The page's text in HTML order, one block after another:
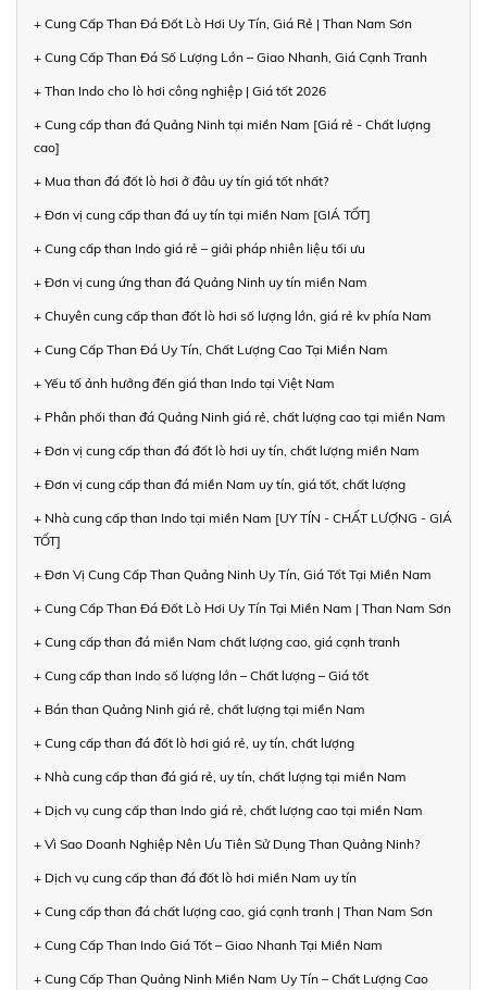
+ Cung Cấp Than Đá Đốt Lò Hơi Uy Tín, Giá Rẻ | Than Nam Sơn
+ Cung Cấp Than Đá Số Lượng Lớn – Giao Nhanh, Giá Cạnh Tranh
+ Than Indo cho lò hơi công nghiệp | Giá tốt 2026
+ Cung cấp than đá Quảng Ninh tại miền Nam [Giá rẻ - Chất lượng
cao]
+ Mua than đá đốt lò hơi ở đâu uy tín giá tốt nhất?
+ Đơn vị cung cấp than đá uy tín tại miền Nam [GIÁ TỐT]
+ Cung cấp than Indo giá rẻ – giải pháp nhiên liệu tối ưu
+ Đơn vị cung ứng than đá Quảng Ninh uy tín miền Nam
+ Chuyên cung cấp than đốt lò hơi số lượng lớn, giá rẻ kv phía Nam
+ Cung Cấp Than Đá Uy Tín, Chất Lượng Cao Tại Miền Nam
+ Yếu tố ảnh hưởng đến giá than Indo tại Việt Nam
+ Phân phối than đá Quảng Ninh giá rẻ, chất lượng cao tại miền Nam
+ Đơn vị cung cấp than đá đốt lò hơi uy tín, chất lượng miền Nam
+ Đơn vị cung cấp than đá miền Nam uy tín, giá tốt, chất lượng
+ Nhà cung cấp than Indo tại miền Nam [UY TÍN - CHẤT LƯỢNG - GIÁ
TỐT]
+ Đơn Vị Cung Cấp Than Quảng Ninh Uy Tín, Giá Tốt Tại Miền Nam
+ Cung Cấp Than Đá Đốt Lò Hơi Uy Tín Tại Miền Nam | Than Nam Sơn
+ Cung cấp than đá miền Nam chất lượng cao, giá cạnh tranh
+ Cung cấp than Indo số lượng lớn – Chất lượng – Giá tốt
+ Bán than Quảng Ninh giá rẻ, chất lượng tại miền Nam
+ Cung cấp than đá đốt lò hơi giá rẻ, uy tín, chất lượng
+ Nhà cung cấp than đá giá rẻ, uy tín, chất lượng tại miền Nam
+ Dịch vụ cung cấp than Indo giá rẻ, chất lượng cao tại miền Nam
+ Vì Sao Doanh Nghiệp Nên Ưu Tiên Sử Dụng Than Quảng Ninh?
+ Dịch vụ cung cấp than đá đốt lò hơi miền Nam uy tín
+ Cung cấp than đá chất lượng cao, giá cạnh tranh | Than Nam Sơn
+ Cung Cấp Than Indo Giá Tốt – Giao Nhanh Tại Miền Nam
+ Cung Cấp Than Quảng Ninh Miền Nam Uy Tín – Chất Lượng Cao